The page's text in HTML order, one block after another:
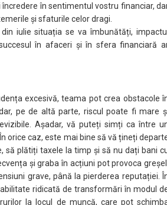
în sentimentul vostru financiar,
și sfaturile celor dragi.
iulie situația se va îmbunătăți,
în afaceri și în sfera financiară
excesivă, teama pot crea obstacole
pe de altă parte, riscul poate fi mare
Așadar, vă puteți simți ca între
orice caz, este mai bine să vă țineți
să plătiți taxele la timp și să nu dați bani
și graba în acțiuni pot provoca
grave, până la pierderea reputației.
ridicată de transformări în modul
la locul de muncă, care pot